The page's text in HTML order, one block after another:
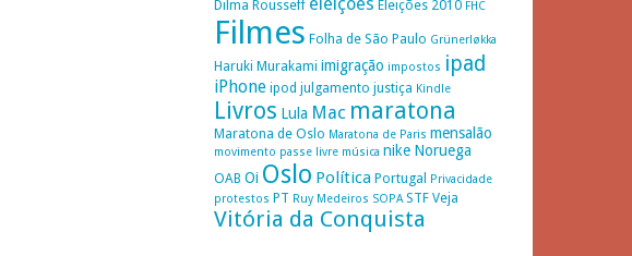
Dilma Rousseff Eleições 2010 FHC
Filmes Folha de São Paulo Grünerløkka
Haruki Murakami imigração impostos ipad
iPhone ipod julgamento justiça Kindle
Livros Lula Mac maratona
Maratona de Oslo Maratona de Paris mensalão
movimento passe livre música nike Noruega
OAB Oi Oslo Política Portugal
Privacidade
protestos PT Ruy Medeiros SOPA STF Veja
Vitória da Conquista